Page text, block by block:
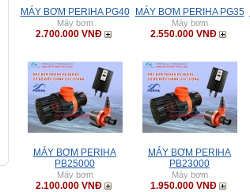
MÁY BƠM PERIHA PG40
Máy bơm
2.700.000 VNĐ
MÁY BƠM PERIHA PG35
Máy bơm
2.550.000 VNĐ
MÁY BƠM PERIHA
PB25000
Máy bơm
2.100.000 VNĐ
MÁY BƠM PERIHA
PB23000
Máy bơm
1.950.000 VNĐ